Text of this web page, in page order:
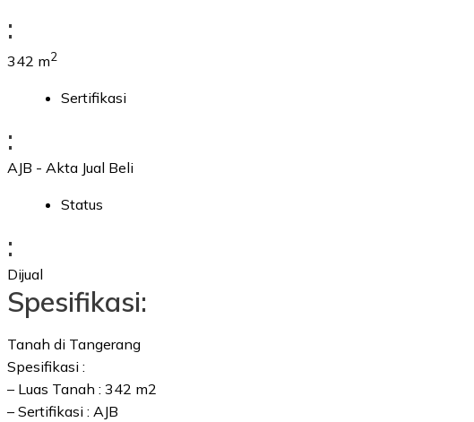
:
342 m2
Sertifikasi
:
AJB - Akta Jual Beli
Status
:
Dijual
Spesifikasi:
Tanah di Tangerang
Spesifikasi :
– Luas Tanah : 342 m2
– Sertifikasi : AJB